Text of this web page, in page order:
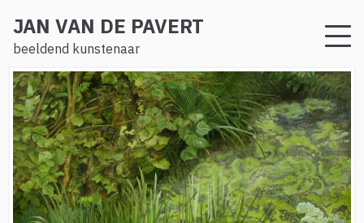
JAN VAN DE PAVERT
beeldend kunstenaar